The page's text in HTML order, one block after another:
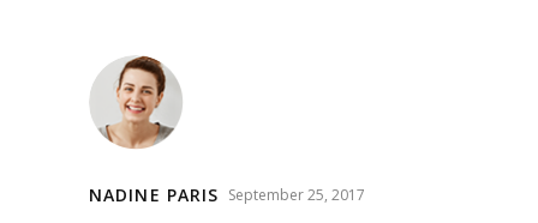
NADINE PARIS September 25, 2017